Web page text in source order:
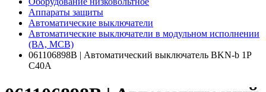
Аппараты защиты
Автоматические выключатели
Автоматические выключатели в модульном исполнении
(ВА, MCB)
061106898B | Автоматический выключатель BKN-b 1P
C40A